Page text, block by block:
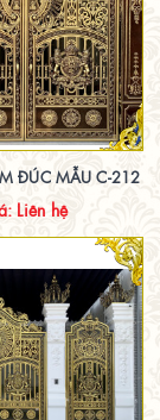
ĐÚC MẪU C-212
Liên hệ